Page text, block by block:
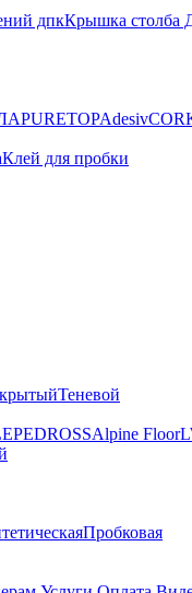
дпкКрышка столба
PURETOPAdesiv
Клей для пробки
Теневой
PEDROSSAlpine Floor
Пробковая